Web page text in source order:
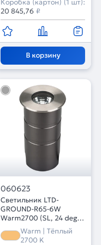
Коробка (картон) (1 шт):
20 845,76 ₽
В корзину
060623
Светильник LTD-
GROUND-R65-6W
Warm2700 (SL, 24 deg,
230V) (Arlight, IP67
Металл, 3 года)
Warm | Тёплый
2700 K